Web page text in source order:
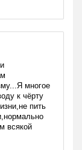
многое
к чёрту
пить
всякой